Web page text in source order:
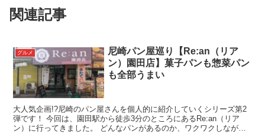
関連記事
グルメ
尼崎パン屋巡り【Re:an（リア
ン）園田店】菓子パンも惣菜パン
も全部うまい
大人気企画!?尼崎のパン屋さんを個人的に紹介していくシリーズ第2
弾です！ 今回は、園田駅から徒歩3分のところにあるRe:an（リア
ン）に行ってきました。 どんなパンがあるのか、ワクワクしながら